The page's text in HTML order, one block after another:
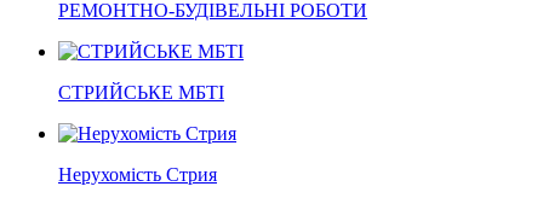
РЕМОНТНО-БУДІВЕЛЬНІ РОБОТИ
СТРИЙСЬКЕ МБТІ
Нерухомість Стрия